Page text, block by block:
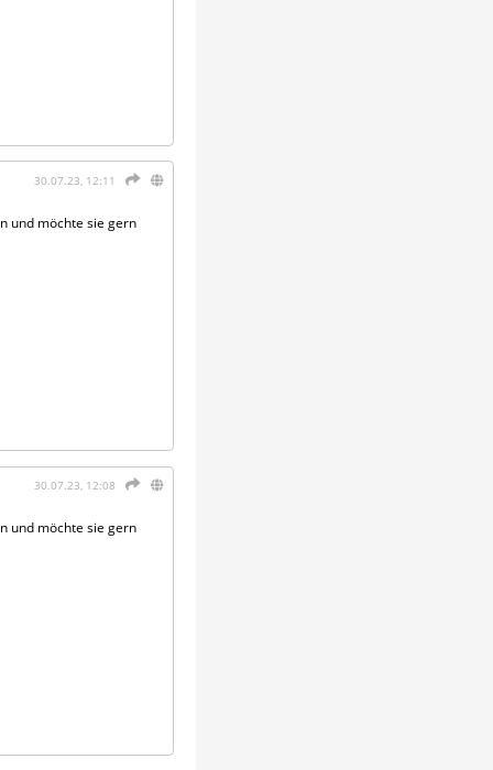
30.07.23, 12:11
und möchte sie gern
30.07.23, 12:08
und möchte sie gern